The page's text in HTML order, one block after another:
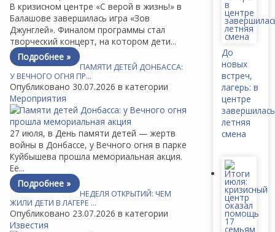
В кризисном центре «С верой в жизнь!» в
Балашове завершилась игра «Зов
Джунглей». Финалом программы стал
творческий концерт, на котором дети...
Подробнее »
ПАМЯТИ ДЕТЕЙ ДОНБАССА:
У ВЕЧНОГО ОГНЯ ПР…
Опубликовано 30.07.2026 в категории
Мероприятия
27 июля, в День памяти детей — жертв
войны в Донбассе, у Вечного огня в парке
Куйбышева прошла мемориальная акция.
Её...
Подробнее »
НЕДЕЛЯ ОТКРЫТИЙ: ЧЕМ
ЖИЛИ ДЕТИ В ЛАГЕРЕ …
Опубликовано 23.07.2026 в категории
Известия
До
новых
встреч,
лагерь: в
центре
завершилась
летняя
смена